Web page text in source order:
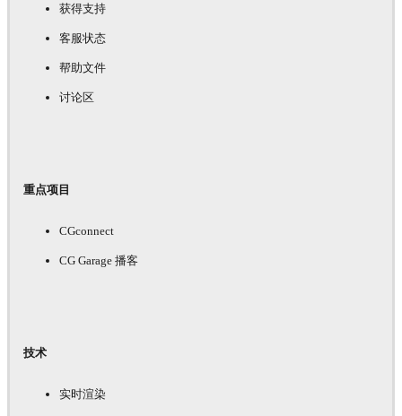
获得支持
客服状态
帮助文件
讨论区
重点项目
CGconnect
CG Garage 播客
技术
实时渲染